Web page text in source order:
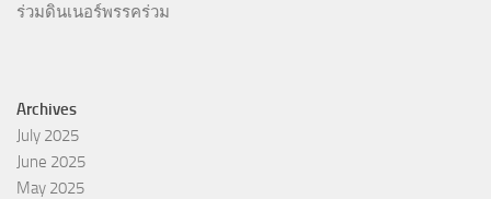
ร่วมดินเนอร์พรรคร่วม
Archives
July 2025
June 2025
May 2025